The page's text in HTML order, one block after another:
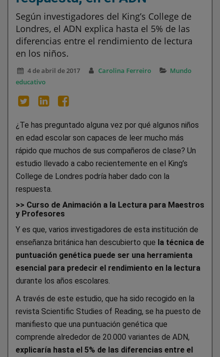
Según investigadores del King’s College de
Londres, el ADN explica hasta el 5% de las
diferencias entre el rendimiento de lectura
en los niños.
4 de abril de 2017 Carolina Ferreiro
Mundo
educativo
¿Te has preguntado alguna vez por qué algunos niños
en edad escolar son capaces de leer mucho más
rápido que muchos de sus compañeros de clase? Un
estudio llevado a cabo recientemente en el King’s
College de Londres podría haber dado con la
respuesta.
>> Curso de Animación a la Lectura para Maestros
y Profesores
Y es que, varios investigadores de esta institución de
enseñanza británica han descubierto que la técnica de
puntuación genética puede ser una herramienta
esencial para predecir el rendimiento en la lectura
durante los años escolares.
A través de este estudio, que ha sido recogido en la
revista Scientific Studies of Reading, se ha puesto de
manifiesto que una puntuación genética que
comprende alrededor de 20.000 variantes de ADN,
explicaría hasta el 5% de las diferencias entre el